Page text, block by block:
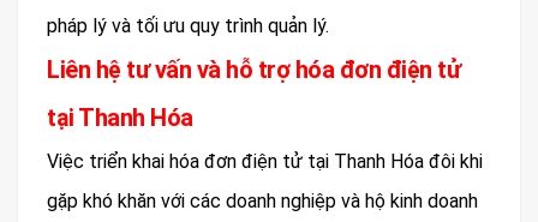
pháp lý và tối ưu quy trình quản lý.
Liên hệ tư vấn và hỗ trợ hóa đơn điện tử
tại Thanh Hóa
Việc triển khai hóa đơn điện tử tại Thanh Hóa đôi khi
gặp khó khăn với các doanh nghiệp và hộ kinh doanh